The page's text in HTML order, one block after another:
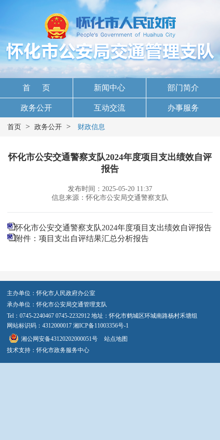
首 页 新闻中心 部门简介
政务公开 互动交流 办事服务
首页 > 政务公开 > 财政信息
怀化市公安交通警察支队2024年度项目支出绩效自评
报告
发布时间：2025-05-20 11:37
信息来源：怀化市公安局交通警察支队
怀化市公安交通警察支队2024年度项目支出绩效自评报告
附件：项目支出自评结果汇总分析报告
主办单位：怀化市人民政府办公室
承办单位：怀化市公安局交通管理支队
Tel：0745-2240467 0745-2232912 地址：怀化市鹤城区环城南路杨村禾塘组
网站标识码：4312000017 湘ICP备11003356号-1
湘公网安备43120202000051号
站点地图
技术支持：怀化市政务服务中心